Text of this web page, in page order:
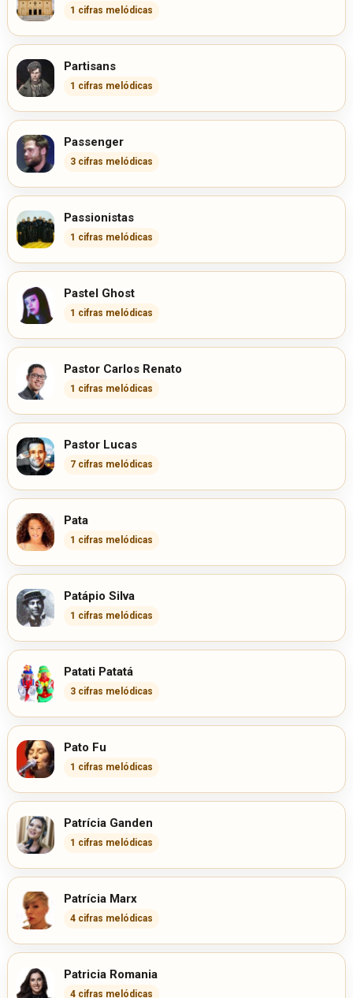
1 cifras melódicas
Partisans
1 cifras melódicas
Passenger
3 cifras melódicas
Passionistas
1 cifras melódicas
Pastel Ghost
1 cifras melódicas
Pastor Carlos Renato
1 cifras melódicas
Pastor Lucas
7 cifras melódicas
Pata
1 cifras melódicas
Patápio Silva
1 cifras melódicas
Patati Patatá
3 cifras melódicas
Pato Fu
1 cifras melódicas
Patrícia Ganden
1 cifras melódicas
Patrícia Marx
4 cifras melódicas
Patricia Romania
4 cifras melódicas